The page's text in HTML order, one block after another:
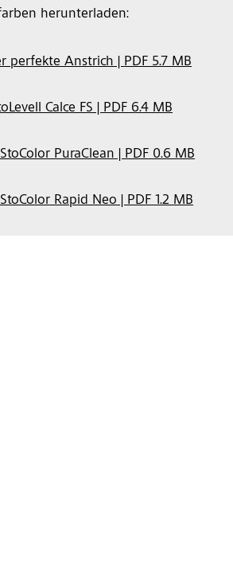
herunterladen:
perfekte Anstrich | PDF 5.7 MB
Calce FS | PDF 6.4 MB
PuraClean | PDF 0.6 MB
Rapid Neo | PDF 1.2 MB